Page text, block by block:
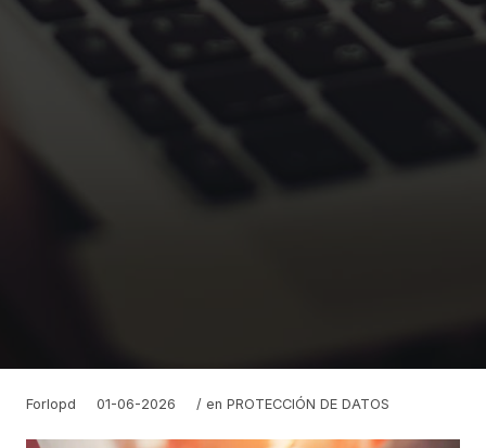
Forlopd 01-06-2026 / enPROTECCIÓN DE DATOS